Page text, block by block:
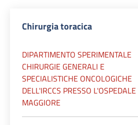
Chirurgia toracica
DIPARTIMENTO SPERIMENTALE
CHIRURGIE GENERALI E
SPECIALISTICHE ONCOLOGICHE
DELL'IRCCS PRESSO L'OSPEDALE
MAGGIORE